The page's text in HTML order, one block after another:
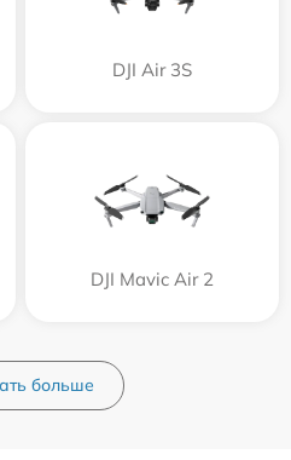
DJI Air 3S
DJI Mavic Air 2
больше